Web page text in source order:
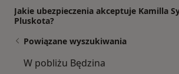
Jakie ubezpieczenia akceptuje Kamilla
Pluskota?
Powiązane wyszukiwania
W pobliżu Będzina